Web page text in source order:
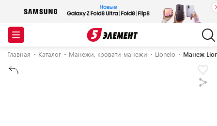
Главная Каталог Манежи, кровати-манежи Lionelo Манеж